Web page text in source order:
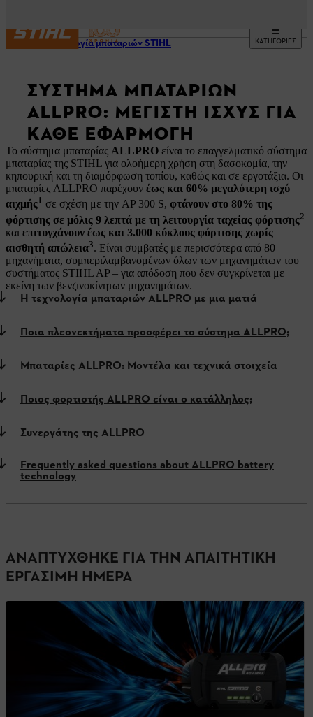
ΚΑΤΗΓΟΡΙΕΣ
Τεχνολογία μπαταριών STIHL
ΣΎΣΤΗΜΑ ΜΠΑΤΑΡΙΏΝ
ALLPRO: ΜΈΓΙΣΤΗ ΙΣΧΎΣ ΓΙΑ
ΚΆΘΕ ΕΦΑΡΜΟΓΉ
Το σύστημα μπαταρίας ALLPRO είναι το επαγγελματικό σύστημα
μπαταρίας της STIHL για ολοήμερη χρήση στη δασοκομία, την
κηπουρική και τη διαμόρφωση τοπίου, καθώς και σε εργοτάξια. Οι
μπαταρίες ALLPRO παρέχουν έως και 60% μεγαλύτερη ισχύ
αιχμής1 σε σχέση με την AP 300 S, φτάνουν στο 80% της
φόρτισης σε μόλις 9 λεπτά με τη λειτουργία ταχείας φόρτισης2
και επιτυγχάνουν έως και 3.000 κύκλους φόρτισης χωρίς
αισθητή απώλεια3. Είναι συμβατές με περισσότερα από 80
μηχανήματα, συμπεριλαμβανομένων όλων των μηχανημάτων του
συστήματος STIHL AP – για απόδοση που δεν συγκρίνεται με
εκείνη των βενζινοκίνητων μηχανημάτων.
Η τεχνολογία μπαταριών ALLPRO με μια ματιά
Ποια πλεονεκτήματα προσφέρει το σύστημα ALLPRO;
Μπαταρίες ALLPRO: Μοντέλα και τεχνικά στοιχεία
Ποιος φορτιστής ALLPRO είναι ο κατάλληλος;
Συνεργάτης της ALLPRO
Frequently asked questions about ALLPRO battery
technology
ΑΝΑΠΤΎΧΘΗΚΕ ΓΙΑ ΤΗΝ ΑΠΑΙΤΗΤΙΚΉ
ΕΡΓΆΣΙΜΗ ΗΜΈΡΑ